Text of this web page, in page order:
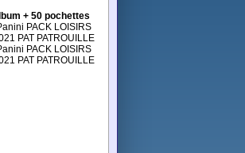
+ 50 pochettes